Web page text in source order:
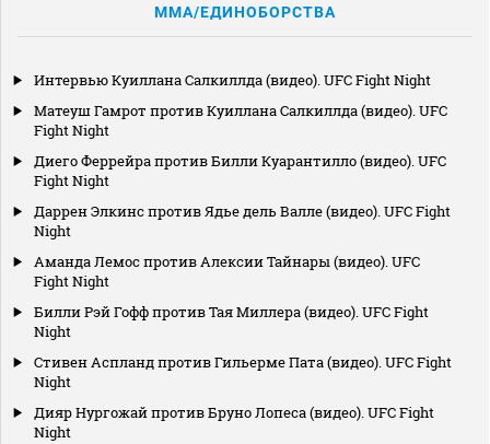
MMA/ЕДИНОБОРСТВА
Интервью Куиллана Салкиллда (видео). UFC Fight Night
Матеуш Гамрот против Куиллана Салкиллда (видео). UFC
Fight Night
Диего Феррейра против Билли Куарантилло (видео). UFC
Fight Night
Даррен Элкинс против Ядье дель Валле (видео). UFC Fight
Night
Аманда Лемос против Алексии Тайнары (видео). UFC
Fight Night
Билли Рэй Гофф против Тая Миллера (видео). UFC Fight
Night
Стивен Аспланд против Гильерме Пата (видео). UFC Fight
Night
Дияр Нургожай против Бруно Лопеса (видео). UFC Fight
Night